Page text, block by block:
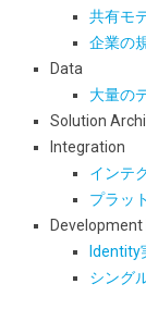
共有モ
企業の
Data
大量の
Solution
Integration
インテ
プラッ
Identity
シング